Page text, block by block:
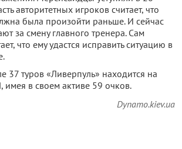
авторитетных игроков считает, что
была произойти раньше. И сейчас
за смену главного тренера. Сам
что ему удастся исправить ситуацию в
37 туров «Ливерпуль» находится на
имея в своем активе 59 очков.
Dynamo.kiev.ua